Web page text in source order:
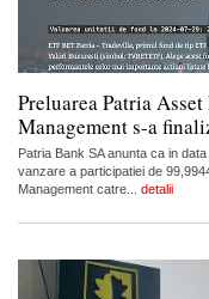
Preluarea Patria
Management s-a
Patria Bank SA anunta ca in
vanzare a participatiei de
Management catre... detalii